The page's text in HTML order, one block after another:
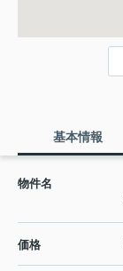
基本情報
物件名
価格